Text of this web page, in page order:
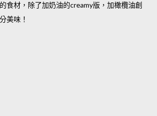
食材，除了加奶油的creamy版，加橄欖油創
美味！